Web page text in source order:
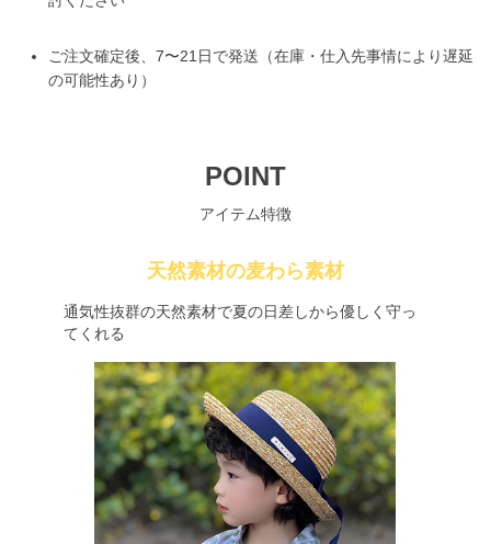
ご注文確定後、7〜21日で発送（在庫・仕入先事情により遅延
の可能性あり）
POINT
アイテム特徴
天然素材の麦わら素材
通気性抜群の天然素材で夏の日差しから優しく守っ
てくれる